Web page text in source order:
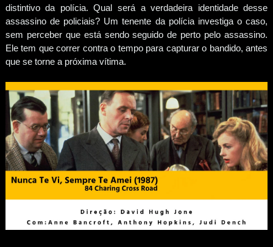
distintivo da polícia. Qual será a verdadeira identidade desse
assassino de policiais? Um tenente da polícia investiga o caso,
sem perceber que está sendo seguido de perto pelo assassino.
Ele tem que correr contra o tempo para capturar o bandido, antes
que se torne a próxima vítima.